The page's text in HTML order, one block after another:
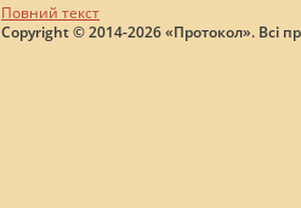
Повний текст
Copyright © 2014-2026 «Протокол». Всі